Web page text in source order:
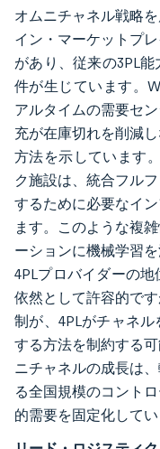
オムニチャネル戦略
イン・マーケットプ
があり、従来の3PL
件が生じています。
アルタイムの需要セ
充が在庫切れを削減
方法を示しています
ク施設は、統合フル
するために必要なイ
ます。このような複
ーションに機械学習
4PLプロバイダーの
依然として許容的で
制が、4PLがチャネ
する方法を制約する
ニチャネルの成長は
る全国規模のコント
的需要を固定化してい